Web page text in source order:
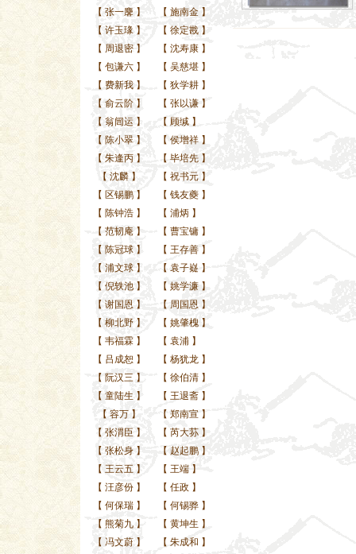
【 张一麐 】 【 施南金 】
【 许玉瑑 】 【 徐定戡 】
【 周退密 】 【 沈寿康 】
【 包谦六 】 【 吴慈堪 】
【 费新我 】 【 狄学耕 】
【 俞云阶 】 【 张以谦 】
【 翁闿运 】 【 顾缄 】
【 陈小翠 】 【 侯增祥 】
【 朱逢丙 】 【 毕培先 】
【 沈麟 】 【 祝书元 】
【 区锡鹏 】 【 钱友夔 】
【 陈钟浩 】 【 浦炳 】
【 范韧庵 】 【 曹宝镛 】
【 陈冠球 】 【 王存善 】
【 浦文球 】 【 袁子嶷 】
【 倪轶池 】 【 姚学濂 】
【 谢国恩 】 【 周国恩 】
【 柳北野 】 【 姚肇槐 】
【 韦福霖 】 【 袁浦 】
【 吕成恕 】 【 杨犹龙 】
【 阮汉三 】 【 徐伯清 】
【 童陆生 】 【 王退斋 】
【 容万 】 【 郑南宣 】
【 张渭臣 】 【 芮大荪 】
【 张松身 】 【 赵起鹏 】
【 王云五 】 【 王端 】
【 汪彦份 】 【 任政 】
【 何保瑞 】 【 何锡骅 】
【 熊菊九 】 【 黄坤生 】
【 冯文蔚 】 【 朱成和 】